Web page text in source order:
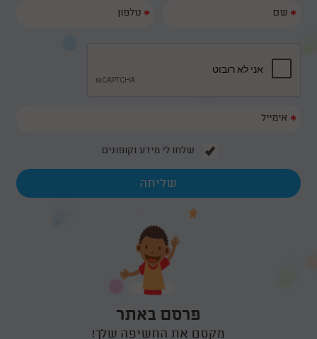
*
*
*
שלחו לי מידע וקופונים
פרסם באתר
מקסם את החשיפה שלך!